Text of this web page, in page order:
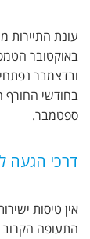
עונת התיירות
באוקטובר
ובדצמבר
ספטמבר.
דרכי הגעה
אין טיסות
התעופה הקרוב